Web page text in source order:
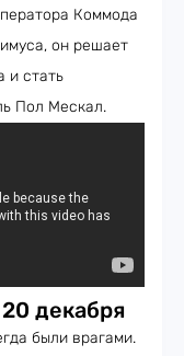
Коммода
он решает
и стать
Пол Мескал.
декабря
были врагами.